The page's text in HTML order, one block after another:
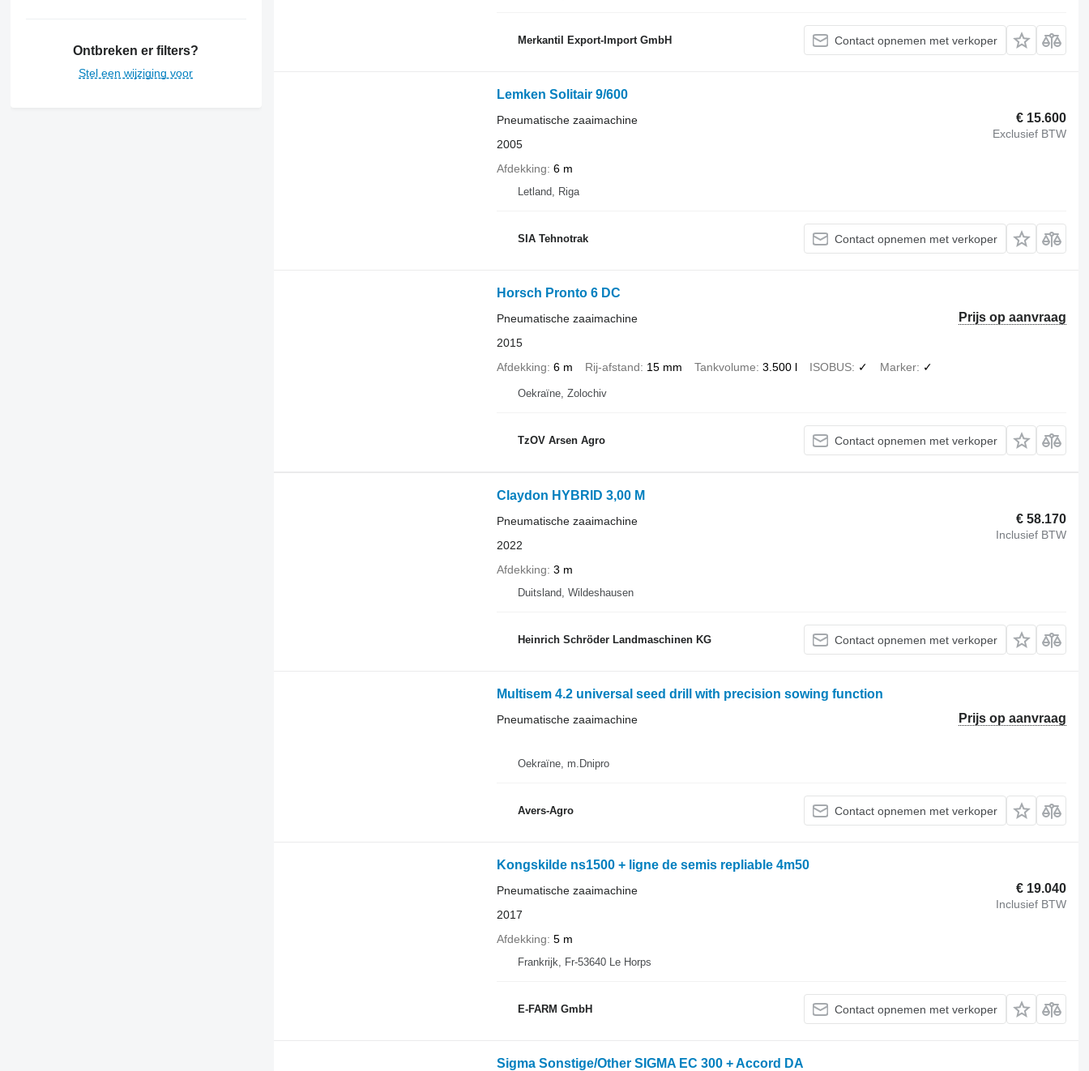
Ontbreken er filters?
Stel een wijziging voor
Merkantil Export-Import GmbH Contact opnemen met verkoper
Lemken Solitair 9/600
€ 15.600
Exclusief BTW
Pneumatische zaaimachine
2005
Afdekking 6 m
Letland, Riga
SIA Tehnotrak Contact opnemen met verkoper
Horsch Pronto 6 DC
Prijs op aanvraag
Pneumatische zaaimachine
2015
Afdekking 6 m Rij-afstand 15 mm Tankvolume 3.500 l ISOBUS ✓ Marker ✓
Oekraïne, Zolochiv
TzOV Arsen Agro Contact opnemen met verkoper
Claydon HYBRID 3,00 M
€ 58.170
Inclusief BTW
Pneumatische zaaimachine
2022
Afdekking 3 m
Duitsland, Wildeshausen
Heinrich Schröder Landmaschinen KG Contact opnemen met verkoper
Multisem 4.2 universal seed drill with precision sowing function
Prijs op aanvraag
Pneumatische zaaimachine
Oekraïne, m.Dnipro
Avers-Agro Contact opnemen met verkoper
Kongskilde ns1500 + ligne de semis repliable 4m50
€ 19.040
Inclusief BTW
Pneumatische zaaimachine
2017
Afdekking 5 m
Frankrijk, Fr-53640 Le Horps
E-FARM GmbH Contact opnemen met verkoper
Sigma Sonstige/Other SIGMA EC 300 + Accord DA